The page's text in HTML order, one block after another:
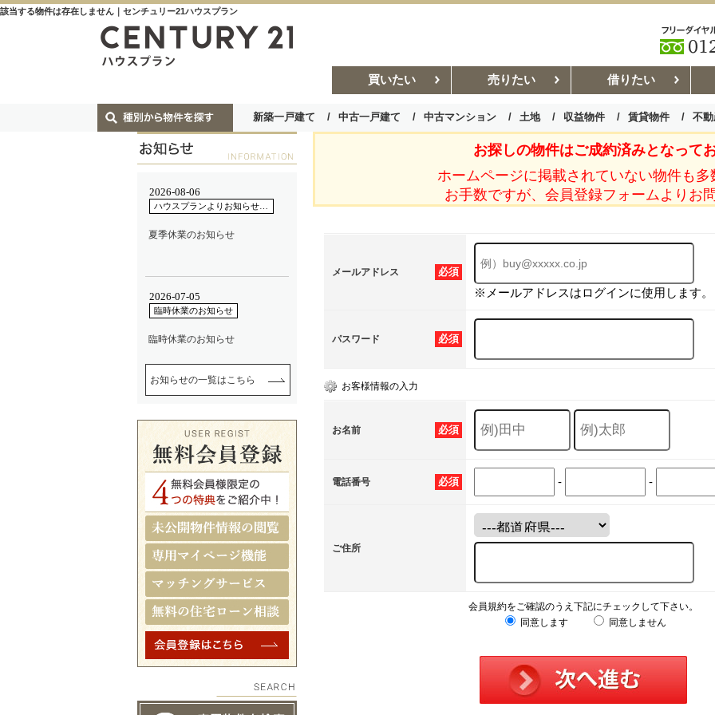
該当する物件は存在しません｜センチュリー21ハウスプラン
買いたい 売りたい 借りたい
新築一戸建て 中古一戸建て 中古マンション 土地 収益物件 賃貸物件 不
お部屋探しコラム 賃貸管理コ
お探しの物件はご成約済みとなってお
ホームページに掲載されていない物件も多
お手数ですが、会員登録フォームよりお
必須
メールアドレス
※メールアドレスはログインに使用します。
必須
パスワード
お客様情報の入力
必須
お名前
必須
電話番号 - -
ご住所
会員規約をご確認のうえ下記にチェックして下さい。
同意します
同意しません
お知らせの一覧はこちら